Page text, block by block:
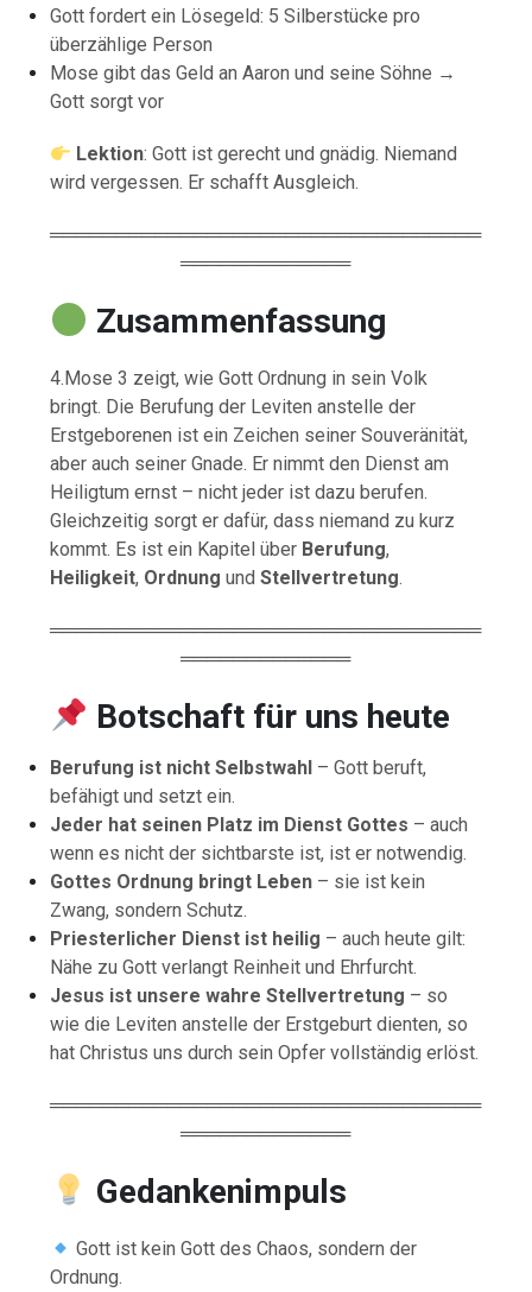
Gott fordert ein Lösegeld: 5 Silberstücke pro
überzählige Person
Mose gibt das Geld an Aaron und seine Söhne →
Gott sorgt vor
Lektion: Gott ist gerecht und gnädig. Niemand
wird vergessen. Er schafft Ausgleich.
═════════════════════════════════
═════════════
Zusammenfassung
4.Mose 3 zeigt, wie Gott Ordnung in sein Volk
bringt. Die Berufung der Leviten anstelle der
Erstgeborenen ist ein Zeichen seiner Souveränität,
aber auch seiner Gnade. Er nimmt den Dienst am
Heiligtum ernst – nicht jeder ist dazu berufen.
Gleichzeitig sorgt er dafür, dass niemand zu kurz
kommt. Es ist ein Kapitel über Berufung,
Heiligkeit, Ordnung undStellvertretung.
═════════════════════════════════
═════════════
Botschaft für uns heute
Berufung ist nicht Selbstwahl – Gott beruft,
befähigt und setzt ein.
Jeder hat seinen Platz im Dienst Gottes – auch
wenn es nicht der sichtbarste ist, ist er notwendig.
Gottes Ordnung bringt Leben – sie ist kein
Zwang, sondern Schutz.
Priesterlicher Dienst ist heilig – auch heute gilt:
Nähe zu Gott verlangt Reinheit und Ehrfurcht.
Jesus ist unsere wahre Stellvertretung – so
wie die Leviten anstelle der Erstgeburt dienten, so
hat Christus uns durch sein Opfer vollständig erlöst.
═════════════════════════════════
═════════════
Gedankenimpuls
Gott ist kein Gott des Chaos, sondern der
Ordnung.